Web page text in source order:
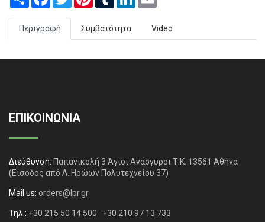
Περιγραφή Συμβατότητα Video
ΕΠΙΚΟΙΝΩΝΙΑ
Διεύθυνση: Παπανικολή 3 Άγιοι Ανάργυροι Τ.Κ. 13561 Αθήνα
(Είσοδος από Λ. Ηρώων Πολυτεχνείου 37)
Mail us: orders@lpr.gr
Τηλ.: +30 215 50 14 500 +30 210 97 13 733